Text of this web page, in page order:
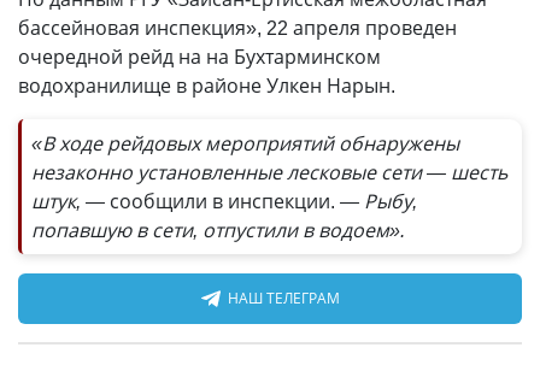
бассейновая инспекция», 22 апреля проведен
очередной рейд на на Бухтарминском
водохранилище в районе Улкен Нарын.
«В ходе рейдовых мероприятий обнаружены
незаконно установленные лесковые сети — шесть
штук, — сообщили в инспекции. — Рыбу,
попавшую в сети, отпустили в водоем».
НАШ ТЕЛЕГРАМ